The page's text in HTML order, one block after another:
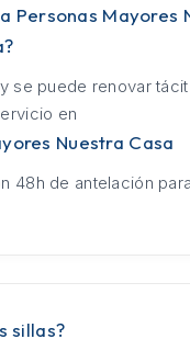
Personas Mayores
se puede renovar
en
Nuestra Casa
48h de antelación
sillas?